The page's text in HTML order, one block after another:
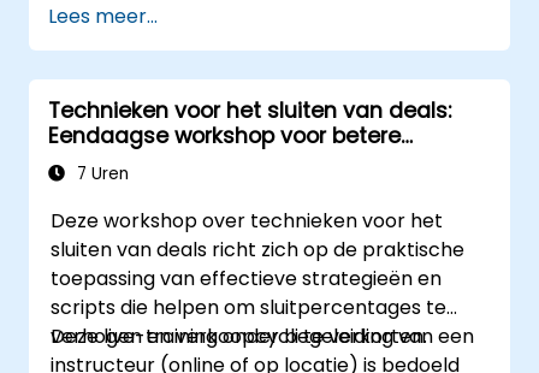
bedrijfsdoelstellingen.
Het ontwikkelen van effectieve
contentstrategieën, inclusief
hoofdonderwerpen, formaten en een
redactioneel schema.
Het analyseren van concurrenten om de
Het ontwerpen van betaalde
reclamecampagnes en het meten van
hun succes.
Het actief bevorderen en beheren van
online gemeenschappen.
Lees meer...
Technieken voor het sluiten van deals:
Eendaagse workshop voor betere
conversies
7 Uren
Deze workshop over technieken voor het
sluiten van deals richt zich op de praktische
toepassing van effectieve strategieën en
scripts die helpen om sluitpercentages te
verhogen en verkoopcycli te verkorten.
Deze live-training onder begeleiding van een
instructeur (online of op locatie) is bedoeld